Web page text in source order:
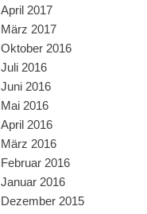
April 2017
März 2017
Oktober 2016
Juli 2016
Juni 2016
Mai 2016
April 2016
März 2016
Februar 2016
Januar 2016
Dezember 2015